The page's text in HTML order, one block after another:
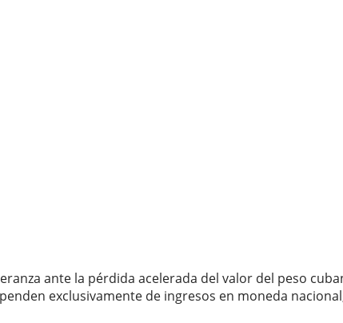
ante la pérdida acelerada del valor del peso
exclusivamente de ingresos en moneda